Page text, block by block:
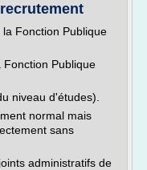
Fonction Publique
Fonction Publique
niveau d'études).
normal mais
sans
administratifs de